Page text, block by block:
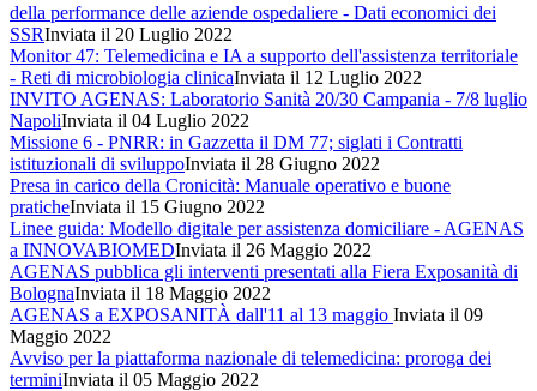
della performance delle aziende ospedaliere - Dati economici dei
SSRInviata il 20 Luglio 2022
Monitor 47: Telemedicina e IA a supporto dell'assistenza territoriale
- Reti di microbiologia clinicaInviata il 12 Luglio 2022
INVITO AGENAS: Laboratorio Sanità 20/30 Campania - 7/8 luglio
NapoliInviata il 04 Luglio 2022
Missione 6 - PNRR: in Gazzetta il DM 77; siglati i Contratti
istituzionali di sviluppoInviata il 28 Giugno 2022
Presa in carico della Cronicità: Manuale operativo e buone
praticheInviata il 15 Giugno 2022
Linee guida: Modello digitale per assistenza domiciliare - AGENAS
a INNOVABIOMEDInviata il 26 Maggio 2022
AGENAS pubblica gli interventi presentati alla Fiera Exposanità di
BolognaInviata il 18 Maggio 2022
AGENAS a EXPOSANITÀ dall'11 al 13 maggio Inviata il 09
Maggio 2022
Avviso per la piattaforma nazionale di telemedicina: proroga dei
terminiInviata il 05 Maggio 2022